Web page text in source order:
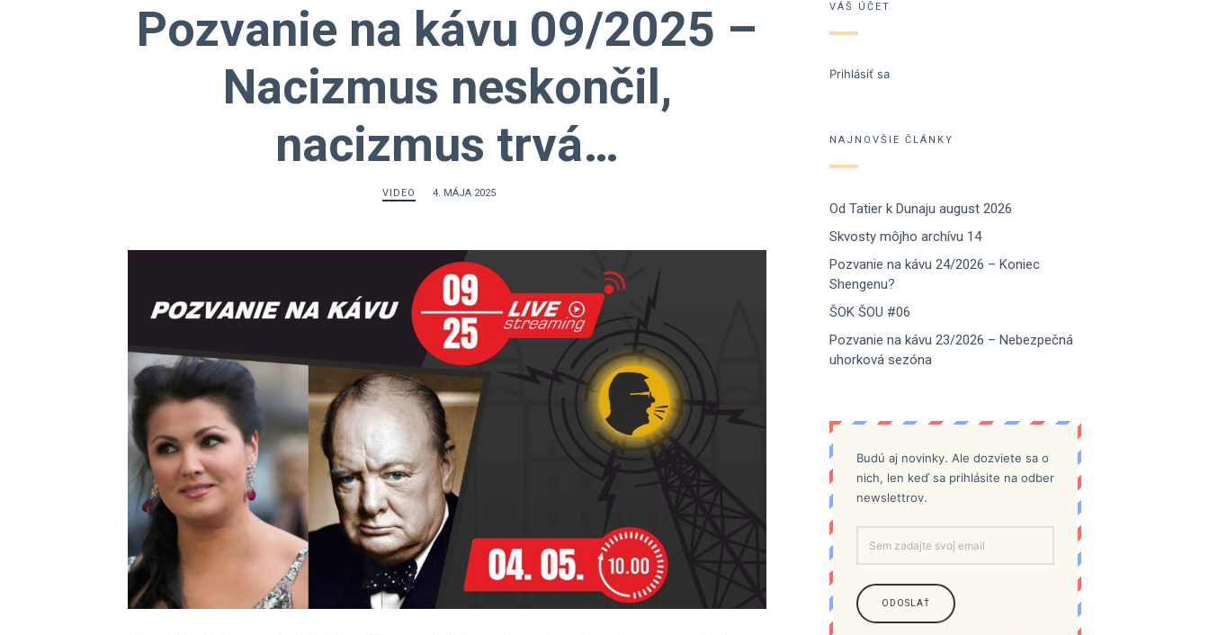
Pozvanie na kávu 09/2025 –
Nacizmus neskončil,
nacizmus trvá…
VIDEO 4. MÁJA 2025
VÁŠ ÚČET
Prihlásiť sa
NAJNOVŠIE ČLÁNKY
Od Tatier k Dunaju august 2026
Skvosty môjho archívu 14
Pozvanie na kávu 24/2026 – Koniec
Shengenu?
ŠOK ŠOU #06
Pozvanie na kávu 23/2026 – Nebezpečná
uhorková sezóna
Budú aj novinky. Ale dozviete sa o
nich, len keď sa prihlásite na odber
newslettrov.